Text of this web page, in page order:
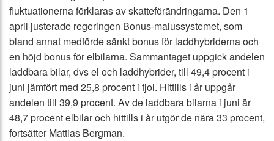
fluktuationerna förklaras av skatteförändringarna. Den 1
april justerade regeringen Bonus-malussystemet, som
bland annat medförde sänkt bonus för laddhybriderna och
en höjd bonus för elbilarna. Sammantaget uppgick andelen
laddbara bilar, dvs el och laddhybrider, till 49,4 procent i
juni jämfört med 25,8 procent i fjol. Hittills i år uppgår
andelen till 39,9 procent. Av de laddbara bilarna i juni är
48,7 procent elbilar och hittills i år utgör de nära 33 procent,
fortsätter Mattias Bergman.